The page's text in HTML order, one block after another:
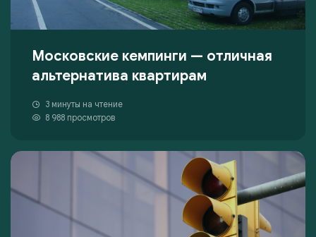
Московские кемпинги — отличная
альтернатива квартирам
3 минуты на чтение
8 988 просмотров